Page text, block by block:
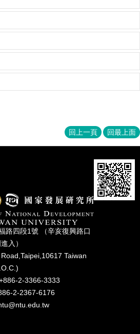
回上一頁 回最上面
路四段1號 （辛亥復興路⼝
入）
Taiwan
2-3366-3333
2-2367-6176